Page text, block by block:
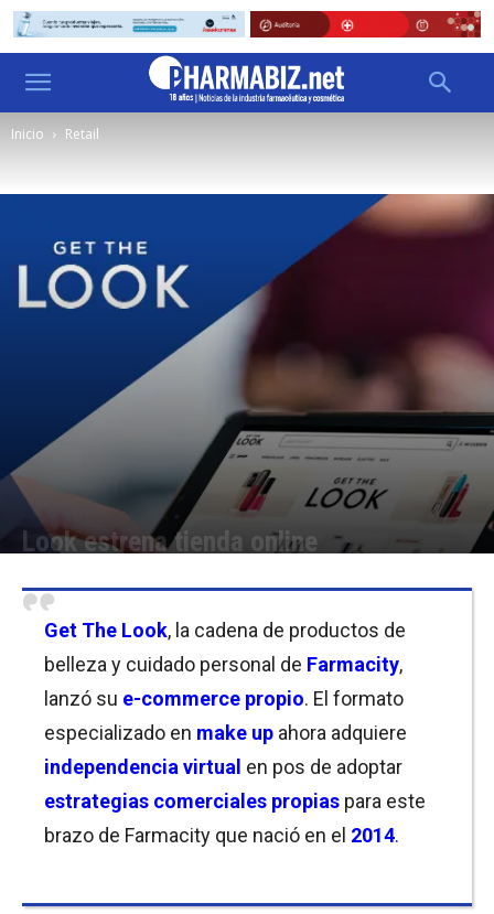
Inicio Retail
Look estrena tienda online
Get The Look, la cadena de productos de
belleza y cuidado personal de Farmacity,
lanzó su e-commerce propio. El formato
especializado en make up ahora adquiere
independencia virtual en pos de adoptar
estrategias comerciales propias para este
brazo de Farmacity que nació en el 2014.